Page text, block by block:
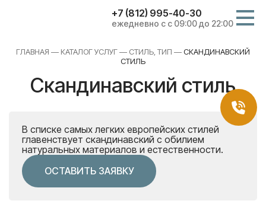
+7 (812) 995-40-30
ежедневно с с 09:00 до 22:00
ГЛАВНАЯ — КАТАЛОГ УСЛУГ— CТИЛЬ, ТИП —СКАНДИНАВСКИЙ
СТИЛЬ
Скандинавский стиль
В списке самых легких европейских стилей
главенствует скандинавский с обилием
натуральных материалов и естественности.
ОСТАВИТЬ ЗАЯВКУ